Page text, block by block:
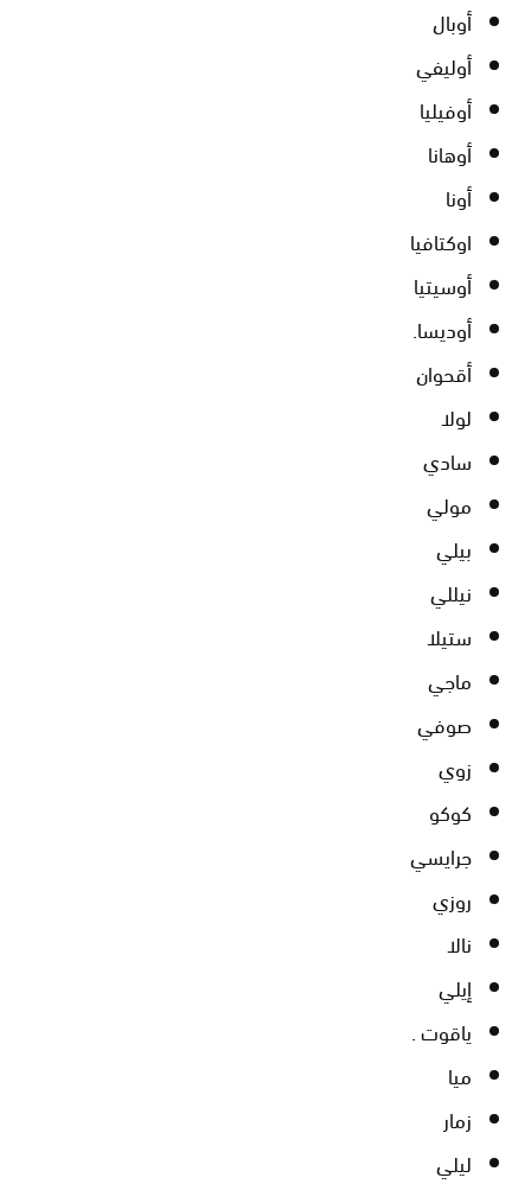
أوبال
أوليفي
أوفيليا
أوهانا
أونا
اوكتافيا
أوسيتيا
أوديسا.
أقحوان
لولا
سادي
مولي
بيلي
نيللي
ستيلا
ماجي
صوفي
زوي
كوكو
جرايسي
روزي
نالا
إيلي
ياقوت .
ميا
زمار
ليلي